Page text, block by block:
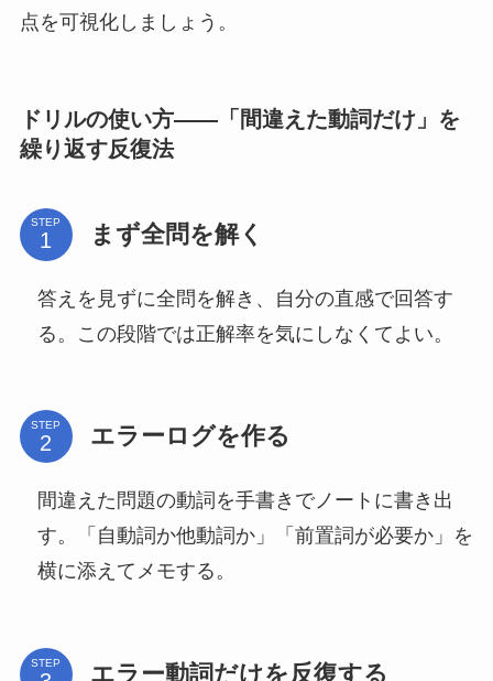
点を可視化しましょう。
ドリルの使い方——「間違えた動詞だけ」を
繰り返す反復法
STEP まず全問を解く
答えを見ずに全問を解き、自分の直感で回答す
る。この段階では正解率を気にしなくてよい。
STEP エラーログを作る
間違えた問題の動詞を手書きでノートに書き出
す。「自動詞か他動詞か」「前置詞が必要か」を
横に添えてメモする。
STEP エラー動詞だけを反復する